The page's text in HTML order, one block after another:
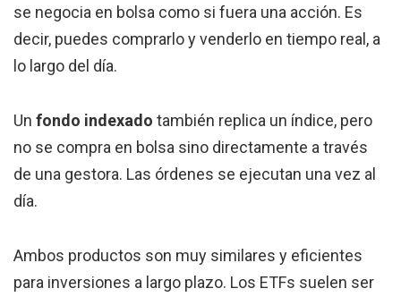
se negocia en bolsa como si fuera una acción. Es
decir, puedes comprarlo y venderlo en tiempo real, a
lo largo del día.
Un fondo indexado también replica un índice, pero
no se compra en bolsa sino directamente a través
de una gestora. Las órdenes se ejecutan una vez al
día.
Ambos productos son muy similares y eficientes
para inversiones a largo plazo. Los ETFs suelen ser